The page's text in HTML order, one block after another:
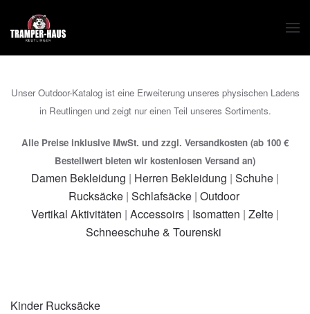
Zum Hauptinhalt springen
Unser Outdoor-Katalog ist eine Erweiterung unseres physischen Ladens
in Reutlingen und zeigt nur einen Teil unseres Sortiments.
Alle Preise inklusive MwSt. und zzgl. Versandkosten (ab 100 €
Bestellwert bieten wir kostenlosen Versand an)
Damen Bekleidung | Herren Bekleidung | Schuhe |
Rucksäcke| Schlafsäcke| Outdoor
Vertikal Aktivitäten | Accessoirs | Isomatten | Zelte |
Schneeschuhe & Tourenski
Kinder Rucksäcke